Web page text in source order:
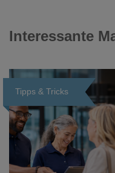
Interessante
Tipps & Tricks